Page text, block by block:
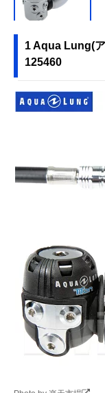
楽天市場で見る
エ
Amazonで見る
Ti
ス
Amazonで見る
ド
1 Aqua Lung(
125460